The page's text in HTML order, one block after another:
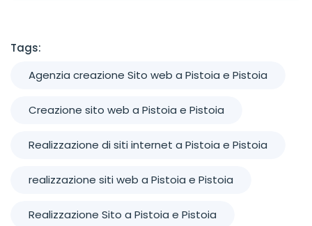
Tags:
Agenzia creazione Sito web a Pistoia e Pistoia
Creazione sito web a Pistoia e Pistoia
Realizzazione di siti internet a Pistoia e Pistoia
realizzazione siti web a Pistoia e Pistoia
Realizzazione Sito a Pistoia e Pistoia